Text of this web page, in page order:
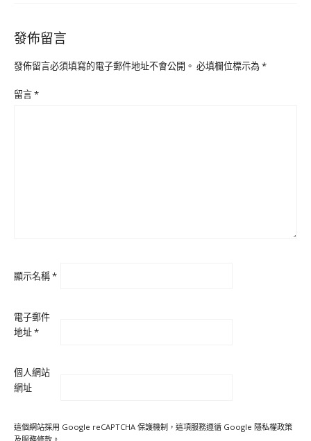
發佈留言
發佈留言必須填寫的電子郵件地址不會公開。 必填欄位標示為*
留言*
顯示名稱*
電子郵件
地址*
個人網站
網址
這個網站採用 Google reCAPTCHA 保護機制，這項服務遵循 Google 隱私權政策